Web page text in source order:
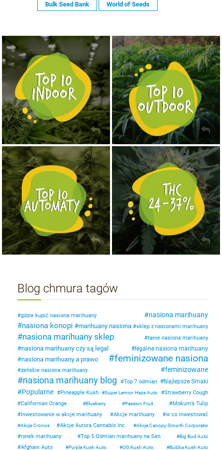
Bulk Seed Bank
World of Seeds
NASIONA MARIHUANY TOP 10 INDOOR
KUP TERAZ NASIONA MARIHUANY TOP 10 OUTDOOR
KUP TERAZ
NASIONA MARIHUANY TOP 10 AUTOFLOWERING
KUP TERAZ MOCNE ODMIANY MARIHUANY THC OD 24 - 37%
KUP TERAZ
Blog chmura tagów
gdzie kupić nasiona marihuany nasiona marihuany
nasiona konopi marihuany nasiona sklep z nasionami marihuany
nasiona marihuany sklep tanie nasiona marihuany
nasiona marihuany czy są legal legalne nasiona marihuany
nasiona marihuany a prawo feminizowane nasiona
żeńskie nasiona marihuany feminizowane
nasiona marihuany blog Top 7 odmian Najlepsze Smaki
Popularne Pineapple Kush Super Lemon Haze Auto
Strawberry Cough
Californian Orange
Blueberry Passion Fruit
Mokum’s Tulip
Inwestowanie w akcje marihuany
Akcje marihuany w co inwestować
Akcje Cronos Akcje Aurora Cannabis Inc. Akcje Canopy Growth Corporatio
rynek marihuany Top 5 Odmian marihuany na Sen Big Bud Auto
Afghani Auto Purple Kush Auto OG Kush Auto Bubba Kush Auto